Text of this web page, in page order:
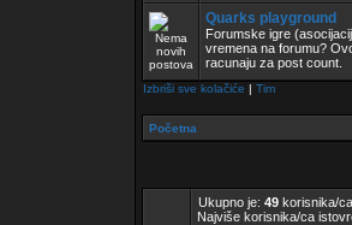
Quarks playground
Forumske igre
vremena na forumu?
racunaju za post count.
Izbriši sve kolačiće | Tim
Početna
Ukupno je: 49 korisnika/
Najviše korisnika/ca